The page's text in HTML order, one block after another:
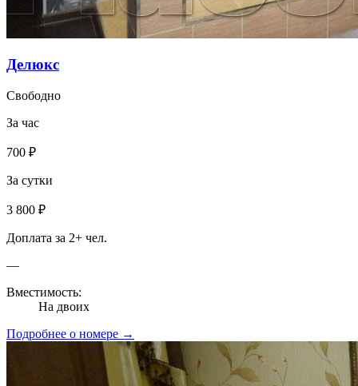
Делюкс
Свободно
За час
700 ₽
За сутки
3 800 ₽
Доплата за 2+ чел.
—
Вместимость:
На двоих
Подробнее о номере →